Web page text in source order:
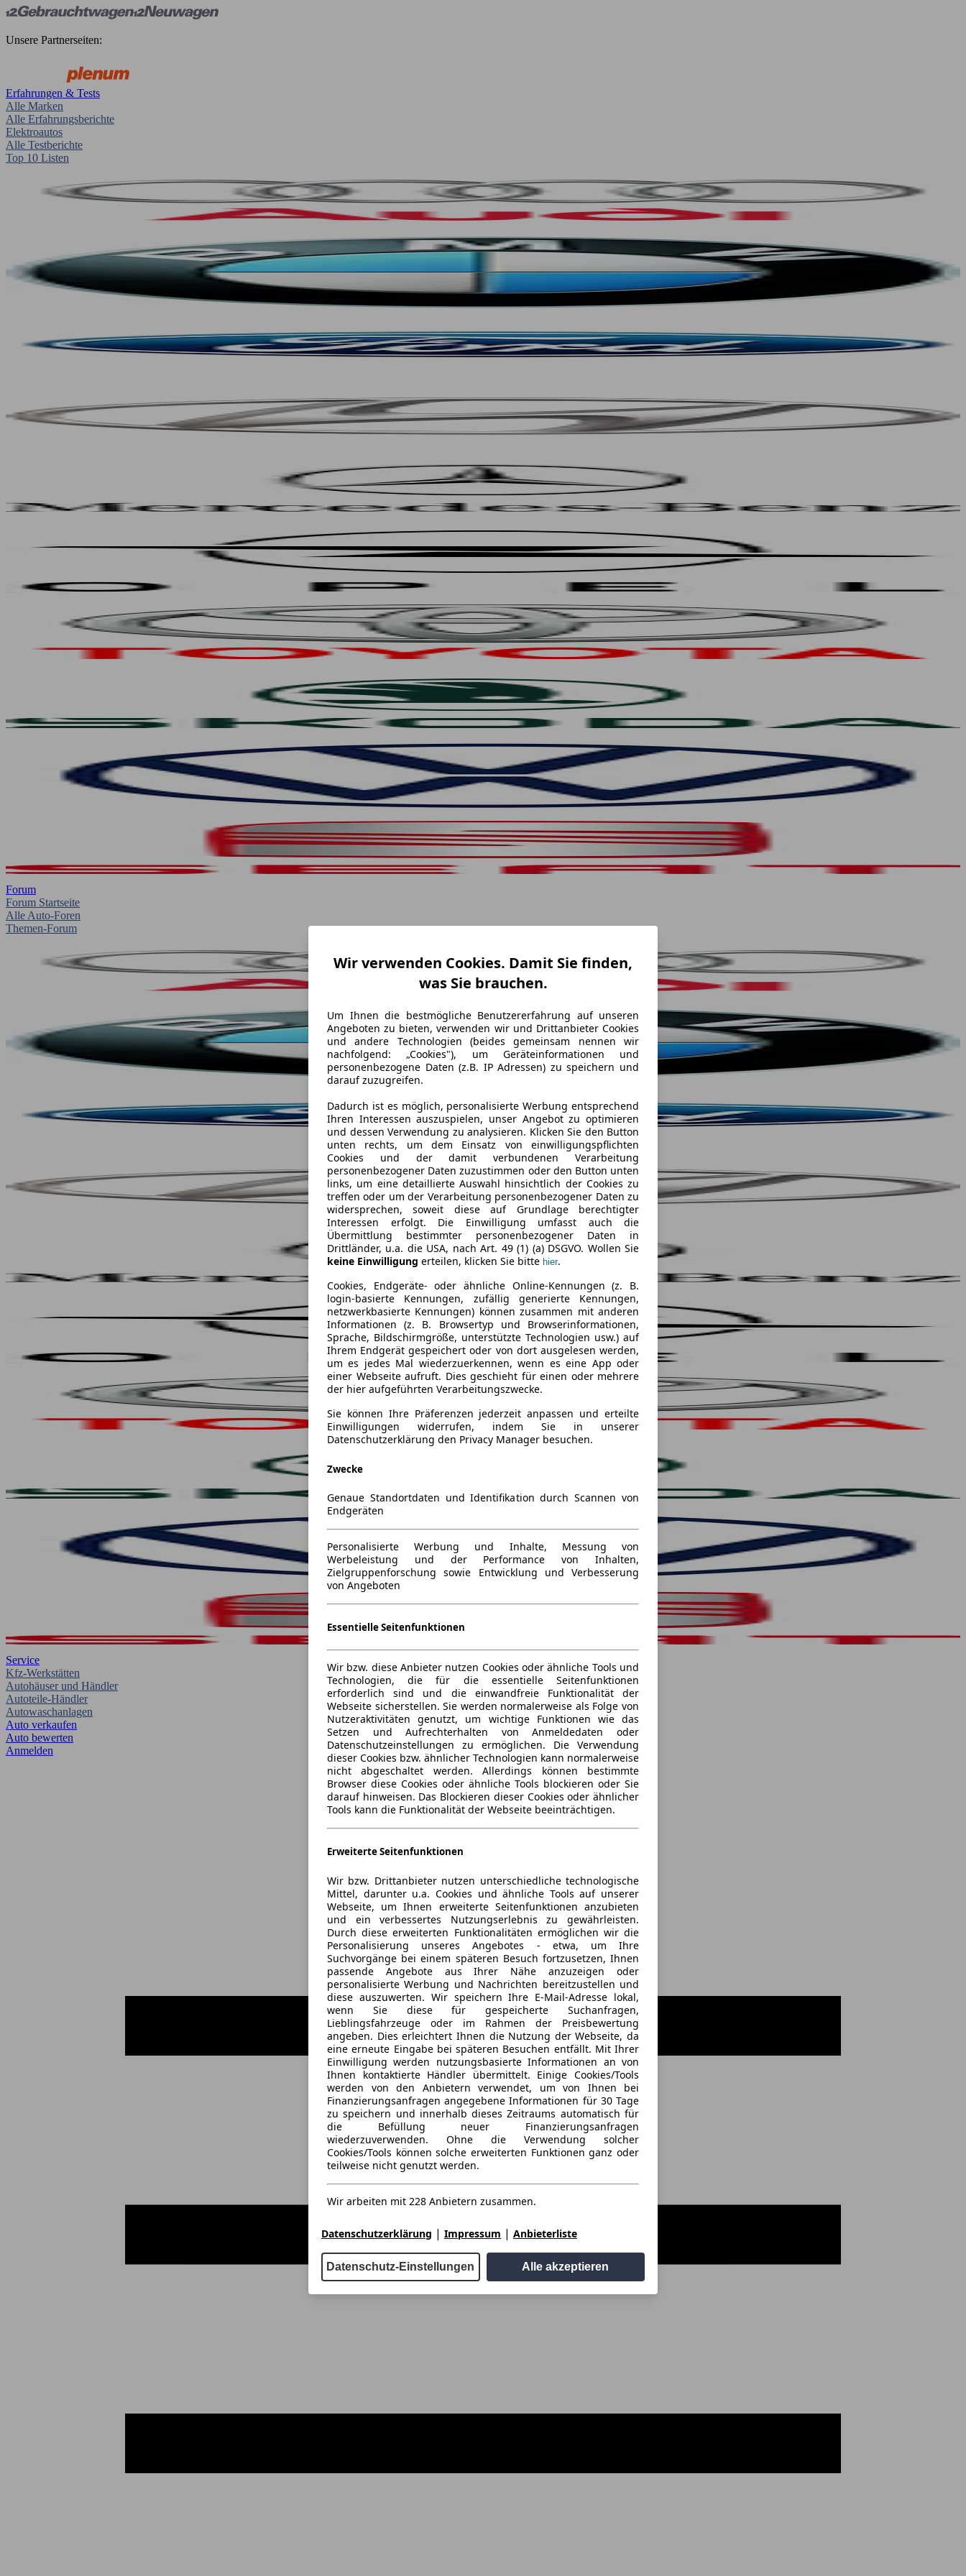
Unsere Partnerseiten:
Erfahrungen & Tests
Alle Marken
Alle Erfahrungsberichte
Elektroautos
Alle Testberichte
Top 10 Listen
Forum
Forum Startseite
Alle Auto-Foren
Themen-Forum
Service
Kfz-Werkstätten
Autohäuser und Händler
Autoteile-Händler
Autowaschanlagen
Auto verkaufen
Auto bewerten
Anmelden
Wir verwenden Cookies. Damit Sie finden,
was Sie brauchen.
Um Ihnen die bestmögliche Benutzererfahrung auf unseren
Angeboten zu bieten, verwenden wir und Drittanbieter Cookies
und andere Technologien (beides gemeinsam nennen wir
nachfolgend: „Cookies"), um Geräteinformationen und
personenbezogene Daten (z.B. IP Adressen) zu speichern und
darauf zuzugreifen.
Dadurch ist es möglich, personalisierte Werbung entsprechend
Ihren Interessen auszuspielen, unser Angebot zu optimieren
und dessen Verwendung zu analysieren. Klicken Sie den Button
unten rechts, um dem Einsatz von einwilligungspflichten
Cookies und der damit verbundenen Verarbeitung
personenbezogener Daten zuzustimmen oder den Button unten
links, um eine detaillierte Auswahl hinsichtlich der Cookies zu
treffen oder um der Verarbeitung personenbezogener Daten zu
widersprechen, soweit diese auf Grundlage berechtigter
Interessen erfolgt. Die Einwilligung umfasst auch die
Übermittlung bestimmter personenbezogener Daten in
Drittländer, u.a. die USA, nach Art. 49 (1) (a) DSGVO. Wollen Sie
keine Einwilligung erteilen, klicken Sie bitte hier.
Cookies, Endgeräte- oder ähnliche Online-Kennungen (z. B.
login-basierte Kennungen, zufällig generierte Kennungen,
netzwerkbasierte Kennungen) können zusammen mit anderen
Informationen (z. B. Browsertyp und Browserinformationen,
Sprache, Bildschirmgröße, unterstützte Technologien usw.) auf
Ihrem Endgerät gespeichert oder von dort ausgelesen werden,
um es jedes Mal wiederzuerkennen, wenn es eine App oder
einer Webseite aufruft. Dies geschieht für einen oder mehrere
der hier aufgeführten Verarbeitungszwecke.
Sie können Ihre Präferenzen jederzeit anpassen und erteilte
Einwilligungen widerrufen, indem Sie in unserer
Datenschutzerklärung den Privacy Manager besuchen.
Zwecke
Genaue Standortdaten und Identifikation durch Scannen von
Endgeräten
Personalisierte Werbung und Inhalte, Messung von
Werbeleistung und der Performance von Inhalten,
Zielgruppenforschung sowie Entwicklung und Verbesserung
von Angeboten
Essentielle Seitenfunktionen
Wir bzw. diese Anbieter nutzen Cookies oder ähnliche Tools und
Technologien, die für die essentielle Seitenfunktionen
erforderlich sind und die einwandfreie Funktionalität der
Webseite sicherstellen. Sie werden normalerweise als Folge von
Nutzeraktivitäten genutzt, um wichtige Funktionen wie das
Setzen und Aufrechterhalten von Anmeldedaten oder
Datenschutzeinstellungen zu ermöglichen. Die Verwendung
dieser Cookies bzw. ähnlicher Technologien kann normalerweise
nicht abgeschaltet werden. Allerdings können bestimmte
Browser diese Cookies oder ähnliche Tools blockieren oder Sie
darauf hinweisen. Das Blockieren dieser Cookies oder ähnlicher
Tools kann die Funktionalität der Webseite beeinträchtigen.
Erweiterte Seitenfunktionen
Wir bzw. Drittanbieter nutzen unterschiedliche technologische
Mittel, darunter u.a. Cookies und ähnliche Tools auf unserer
Webseite, um Ihnen erweiterte Seitenfunktionen anzubieten
und ein verbessertes Nutzungserlebnis zu gewährleisten.
Durch diese erweiterten Funktionalitäten ermöglichen wir die
Personalisierung unseres Angebotes - etwa, um Ihre
Suchvorgänge bei einem späteren Besuch fortzusetzen, Ihnen
passende Angebote aus Ihrer Nähe anzuzeigen oder
personalisierte Werbung und Nachrichten bereitzustellen und
diese auszuwerten. Wir speichern Ihre E-Mail-Adresse lokal,
wenn Sie diese für gespeicherte Suchanfragen,
Lieblingsfahrzeuge oder im Rahmen der Preisbewertung
angeben. Dies erleichtert Ihnen die Nutzung der Webseite, da
eine erneute Eingabe bei späteren Besuchen entfällt. Mit Ihrer
Einwilligung werden nutzungsbasierte Informationen an von
Ihnen kontaktierte Händler übermittelt. Einige Cookies/Tools
werden von den Anbietern verwendet, um von Ihnen bei
Finanzierungsanfragen angegebene Informationen für 30 Tage
zu speichern und innerhalb dieses Zeitraums automatisch für
die Befüllung neuer Finanzierungsanfragen
wiederzuverwenden. Ohne die Verwendung solcher
Cookies/Tools können solche erweiterten Funktionen ganz oder
teilweise nicht genutzt werden.
Wir arbeiten mit 228 Anbietern zusammen.
Datenschutzerklärung | Impressum | Anbieterliste
Datenschutz-Einstellungen Alle akzeptieren